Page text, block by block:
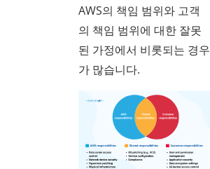
AWS의 책임 범위와 고객
의 책임 범위에 대한 잘못
된 가정에서 비롯되는 경우
가 많습니다.